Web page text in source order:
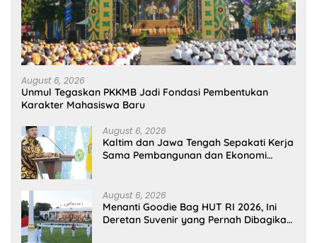
August 6, 2026
Unmul Tegaskan PKKMB Jadi Fondasi Pembentukan
Karakter Mahasiswa Baru
August 6, 2026
Kaltim dan Jawa Tengah Sepakati Kerja
Sama Pembangunan dan Ekonomi
August 6, 2026
Menanti Goodie Bag HUT RI 2026, Ini
Deretan Suvenir yang Pernah Dibagikan